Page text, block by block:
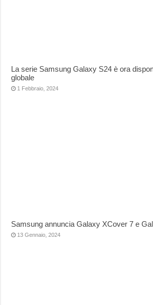
La serie Samsung Galaxy S24 è ora
globale
1 Febbraio, 2024
Samsung annuncia Galaxy XCover 7 e
13 Gennaio, 2024